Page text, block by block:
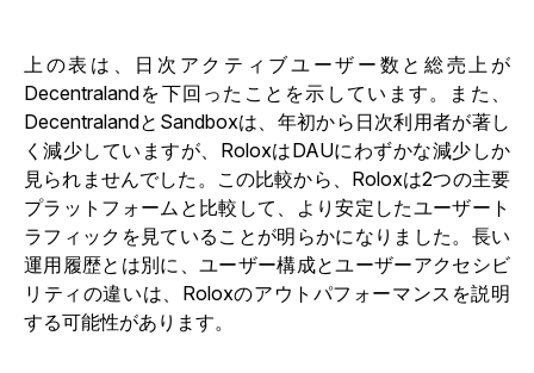
上の表は、日次アクティブユーザー数と総売上が
Decentralandを下回ったことを示しています。また、
DecentralandとSandboxは、年初から日次利用者が著し
く減少していますが、RoloxはDAUにわずかな減少しか
見られませんでした。この比較から、Roloxは2つの主要
プラットフォームと比較して、より安定したユーザート
ラフィックを見ていることが明らかになりました。長い
運用履歴とは別に、ユーザー構成とユーザーアクセシビ
リティの違いは、Roloxのアウトパフォーマンスを説明
する可能性があります。